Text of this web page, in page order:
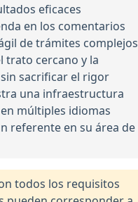
eficaces
en los comentarios
de trámites complejos
trato cercano y la
sacrificar el rigor
una infraestructura
múltiples idiomas
referente en su área de
todos los requisitos